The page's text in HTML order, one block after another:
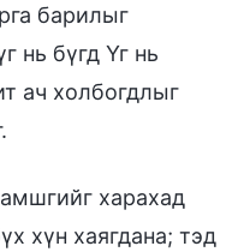
барилыг
нь бүгд Үг нь
ач холбогдлыг
харахад
хүн хаягдана; тэд